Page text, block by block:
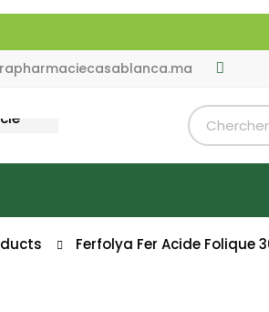
Ferfolya Fer Acide Folique